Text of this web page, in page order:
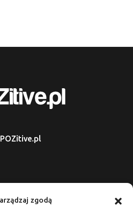
zgodą